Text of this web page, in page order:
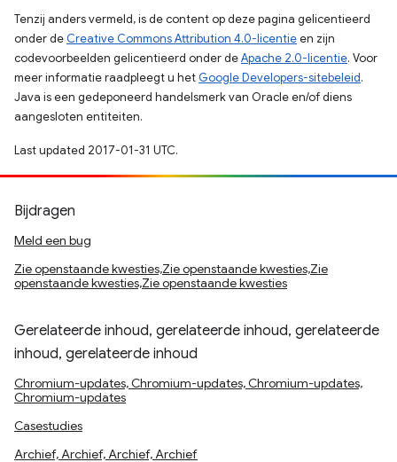
Tenzij anders vermeld, is de content op deze pagina gelicentieerd
onder de Creative Commons Attribution 4.0-licentieen zijn
codevoorbeelden gelicentieerd onder deApache 2.0-licentie. Voor
meer informatie raadpleegt u het Google Developers-sitebeleid.
Java is een gedeponeerd handelsmerk van Oracle en/of diens
aangesloten entiteiten.
Last updated 2017-01-31 UTC.
Bijdragen
Meld een bug
Zie openstaande kwesties,Zie openstaande kwesties,Zie
openstaande kwesties,Zie openstaande kwesties
Gerelateerde inhoud, gerelateerde inhoud, gerelateerde
inhoud, gerelateerde inhoud
Chromium-updates, Chromium-updates, Chromium-updates,
Chromium-updates
Casestudies
Archief, Archief, Archief, Archief